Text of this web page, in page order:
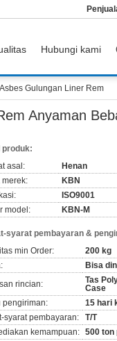
Hubungi kami
Gulungan Liner Rem
Anyaman
produk:
asal:
Henan
merek:
KBN
ISO9001
model:
KBN-M
syarat pembayaran &
min Order:
200 kg
Bisa
rincian:
Tas
Case
pengiriman:
15 hari
syarat pembayaran:
T/T
kemampuan: 500 ton